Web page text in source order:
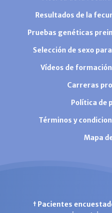
Resultados de la
Pruebas genéticas
Selección de sexo
Vídeos de
Carreras
Política de
Términos y
Mapa
† Pacientes